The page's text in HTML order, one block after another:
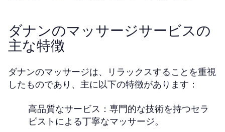
ダナンのマッサージサービスの
主な特徴
ダナンのマッサージは、リラックスすることを重視
したものであり、主に以下の特徴があります：
高品質なサービス：専門的な技術を持つセラ
ピストによる丁寧なマッサージ。